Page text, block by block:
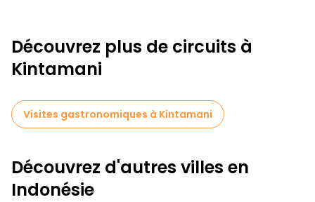
Découvrez plus de circuits à
Kintamani
Visites gastronomiques à Kintamani
Découvrez d'autres villes en
Indonésie